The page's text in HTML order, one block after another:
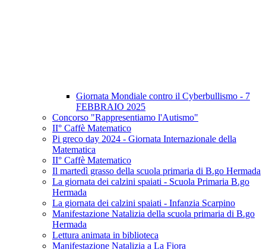
Giornata Mondiale contro il Cyberbullismo - 7
FEBBRAIO 2025
Concorso "Rappresentiamo l'Autismo"
II° Caffè Matematico
Pi greco day 2024 - Giornata Internazionale della
Matematica
II° Caffè Matematico
Il martedì grasso della scuola primaria di B.go Hermada
La giornata dei calzini spaiati - Scuola Primaria B.go
Hermada
La giornata dei calzini spaiati - Infanzia Scarpino
Manifestazione Natalizia della scuola primaria di B.go
Hermada
Lettura animata in biblioteca
Manifestazione Natalizia a La Fiora